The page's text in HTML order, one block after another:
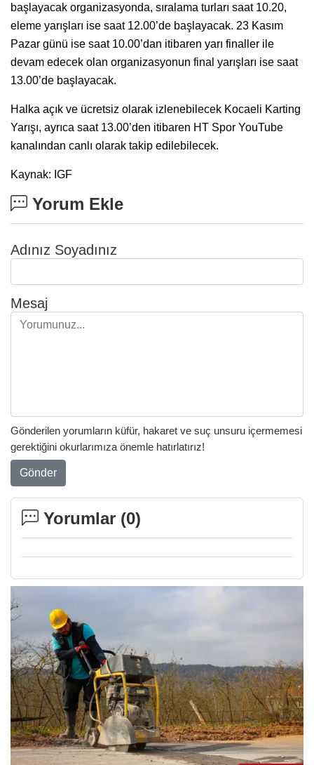
başlayacak organizasyonda, sıralama turları saat 10.20,
eleme yarışları ise saat 12.00’de başlayacak. 23 Kasım
Pazar günü ise saat 10.00’dan itibaren yarı finaller ile
devam edecek olan organizasyonun final yarışları ise saat
13.00’de başlayacak.
Halka açık ve ücretsiz olarak izlenebilecek Kocaeli Karting
Yarışı, ayrıca saat 13.00’den itibaren HT Spor YouTube
kanalından canlı olarak takip edilebilecek.
Kaynak: IGF
Yorum Ekle
Adınız Soyadınız
Mesaj
Gönderilen yorumların küfür, hakaret ve suç unsuru içermemesi
gerektiğini okurlarımıza önemle hatırlatırız!
Gönder
Yorumlar (0)